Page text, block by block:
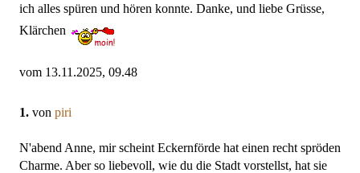
ich alles spüren und hören konnte. Danke, und liebe Grüsse,
Klärchen
vom 13.11.2025, 09.48
1. von piri
N'abend Anne, mir scheint Eckernförde hat einen recht spröden
Charme. Aber so liebevoll, wie du die Stadt vorstellst, hat sie